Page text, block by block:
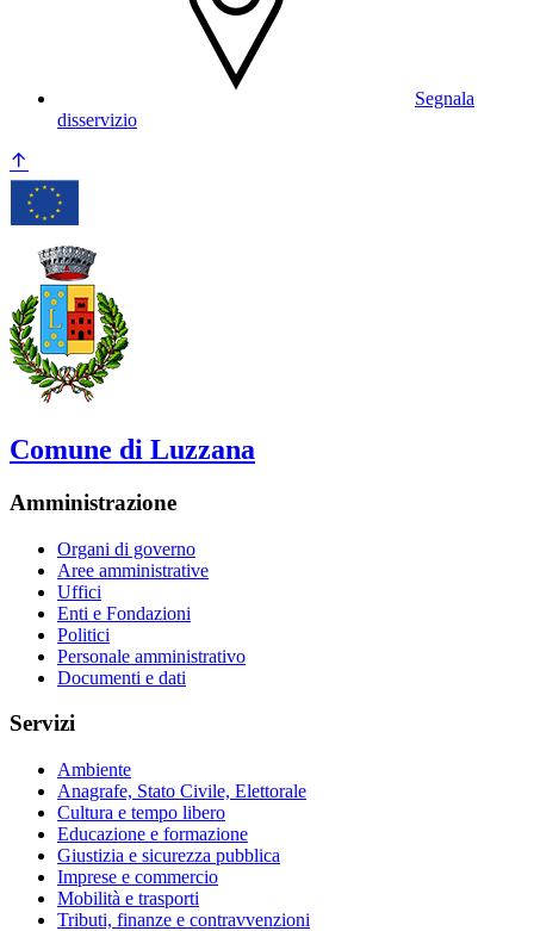
Segnala
disservizio
Comune di Luzzana
Amministrazione
Organi di governo
Aree amministrative
Uffici
Enti e Fondazioni
Politici
Personale amministrativo
Documenti e dati
Servizi
Ambiente
Anagrafe, Stato Civile, Elettorale
Cultura e tempo libero
Educazione e formazione
Giustizia e sicurezza pubblica
Imprese e commercio
Mobilità e trasporti
Tributi, finanze e contravvenzioni